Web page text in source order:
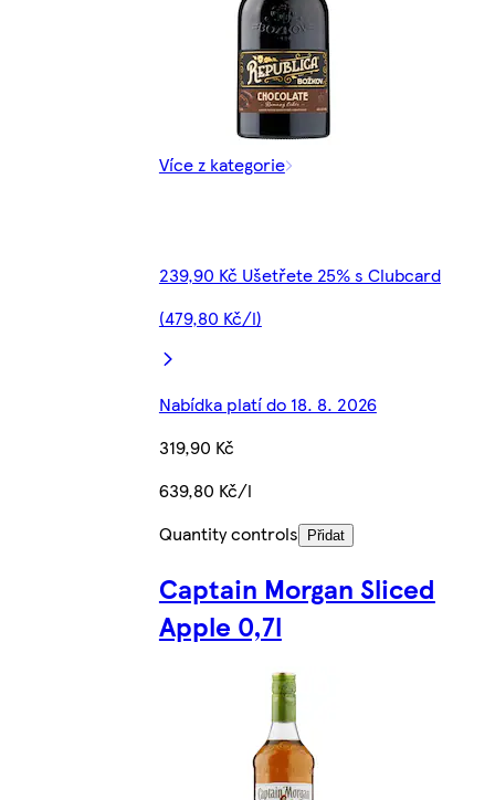
Více z kategorie
239,90 Kč Ušetřete 25% s Clubcard
(479,80 Kč/l)
Nabídka platí do 18. 8. 2026
319,90 Kč
639,80 Kč/l
Quantity controls
Přidat
Captain Morgan Sliced
Apple 0,7l